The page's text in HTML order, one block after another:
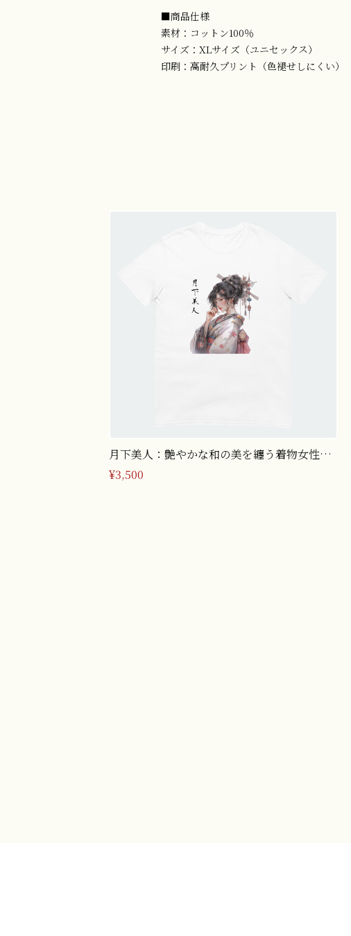
■商品仕様
素材：コットン100％
サイズ：XLサイズ（ユニセックス）
印刷：高耐久プリント（色褪せしにくい）
月下美人：艶やかな和の美を纏う着物女性の
Tシャツ（Mサイズ）
¥3,500